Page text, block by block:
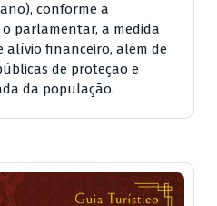
conforme a
o parlamentar, a medida
alívio financeiro, além de
de proteção e
da população.